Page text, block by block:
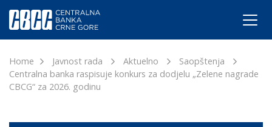
Home Javnost rada Aktuelno
Saopštenja
Centralna banka raspisuje konkurs za dodjelu „Zelene nagrade
CBCG“ za 2026. godinu